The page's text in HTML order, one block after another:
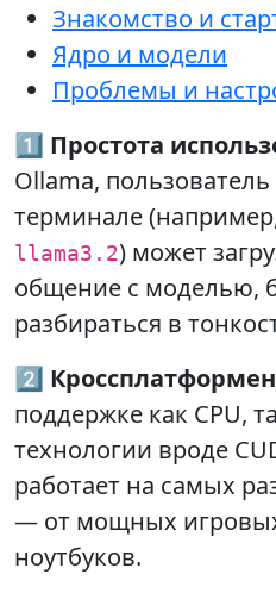
Знакомство и
Ядро и модели
Проблемы и
1️⃣ Простота
Ollama,
терминале
llama3.2) может
общение с моделью,
разбираться в
2️⃣
поддержке как CPU,
технологии вроде
работает на самых
— от мощных
ноутбуков.